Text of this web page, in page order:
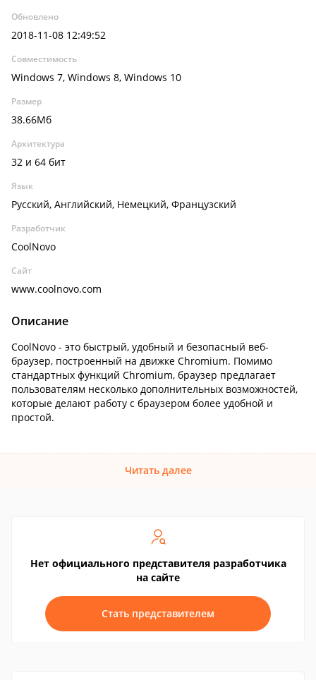
Обновлено
2018-11-08 12:49:52
Совместимость
Windows 7, Windows 8, Windows 10
Размер
38.66Мб
Архитектура
32 и 64 бит
Язык
Русский, Английский, Немецкий, Французский
Разработчик
CoolNovo
Сайт
www.coolnovo.com
Описание
CoolNovo - это быстрый, удобный и безопасный веб-
браузер, построенный на движке Chromium. Помимо
стандартных функций Chromium, браузер предлагает
пользователям несколько дополнительных возможностей,
которые делают работу с браузером более удобной и
простой.
Читать далее
Нет официального представителя разработчика
на сайте
Стать представителем